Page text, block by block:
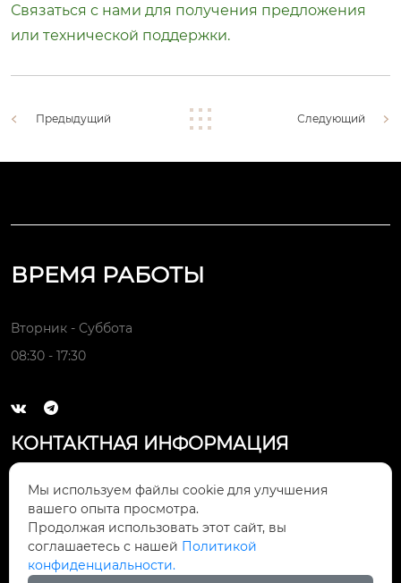
Связаться с нами для получения предложения
или технической поддержки.
Предыдущий Следующий
ВРЕМЯ РАБОТЫ
Вторник - Суббота
08:30 - 17:30
 
КОНТАКТНАЯ ИНФОРМАЦИЯ

Электронная почта:
rfq@bricsmfg.com

Адресс компании:
Китай, провинция Гуандун, город
Мы используем файлы cookie для улучшения
вашего опыта просмотра.
Продолжая использовать этот сайт, вы
соглашаетесь с нашей Политикой
конфиденциальности.